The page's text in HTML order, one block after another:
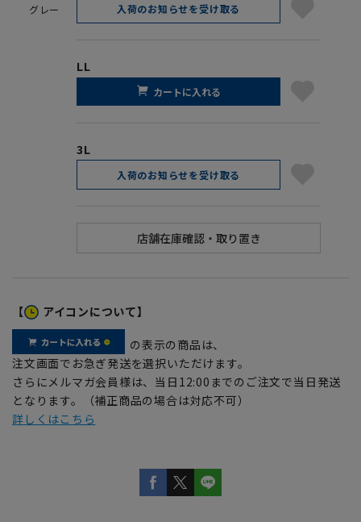
グレー 入荷のお知らせを受け取る
LL
カートに入れる
3L
入荷のお知らせを受け取る
【 アイコンについて】
の表示の商品は、
注文画面でお急ぎ発送を選択いただけます。
さらにメルマガ会員様は、当日12:00までのご注文で当日発送
となります。（補正商品の場合は対応不可）
詳しくはこちら